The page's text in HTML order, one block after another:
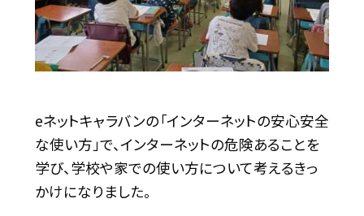
eネットキャラバンの「インターネットの安心安全
な使い方」で、インターネットの危険あることを
学び、学校や家での使い方について考えるきっ
かけになりました。